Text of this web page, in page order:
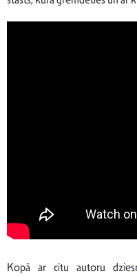
Kopā ar citu autoru